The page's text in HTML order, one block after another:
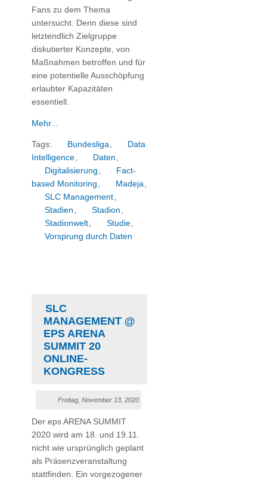
Fans zu dem Thema
untersucht. Denn diese sind
letztendlich Zielgruppe
diskutierter Konzepte, von
Maßnahmen betroffen und für
eine potentielle Ausschöpfung
erlaubter Kapazitäten
essentiell.
Mehr...
Tags: Bundesliga,
Data
Intelligence, Daten ,
Digitalisierung ,
Fact-
based Monitoring , Madeja,
SLC Management,
Stadien , Stadion ,
Stadionwelt, Studie,
Vorsprung durch Daten
SLC
MANAGEMENT @
EPS ARENA
SUMMIT 20
ONLINE-
KONGRESS
Freitag, November 13, 2020
Der eps ARENA SUMMIT
2020 wird am 18. und 19.11.
nicht wie ursprünglich geplant
als Präsenzveranstaltung
stattfinden. Ein vorgezogener